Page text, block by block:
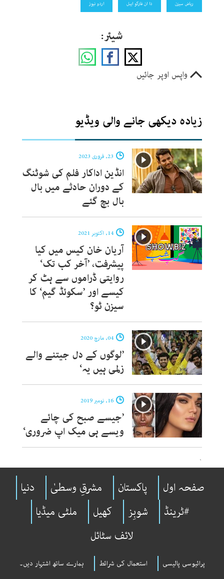
ریاض سیزن دا ان فارگو ایبل اردو نیوز
شیئر:
واپس اوپر جائیں
زیادہ دیکھی جانے والی ویڈیو
23, فروری 2023
انڈین اداکار فلم کی شوٹنگ
کے دوران حادثے میں بال
بال بچ گئے
14, اکتوبر 2021
آریان خان کیس میں کیا
پیشرفت، ’آخر کب تک‘
روایتی ڈراموں سے ہٹ کر
کیسے اور ’سکوئڈ گیم‘ کا
سیزن ٹو؟
04, مارچ 2020
’لوگوں کے دل جیتنے والے
زلمی ہیں یہ‘
16, نومبر 2019
’جیسے صبح کی چائے
ویسے ہی میک اپ ضروری‘
`
صفحہ اول پاکستان مشرقِ وسطیٰ
دنیا
#ٹرینڈ
شوبِز کھیل
ملٹی میڈیا
لائف سٹائل
پرائیوسی پالیسی استعمال کی شرائط ہمارے ساتھ اشتہار دیں۔